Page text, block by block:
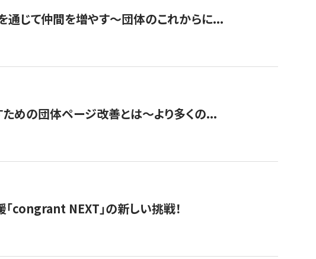
通じて仲間を増やす～団体のこれからに...
ための団体ページ改善とは～より多くの...
「congrant NEXT」の新しい挑戦！